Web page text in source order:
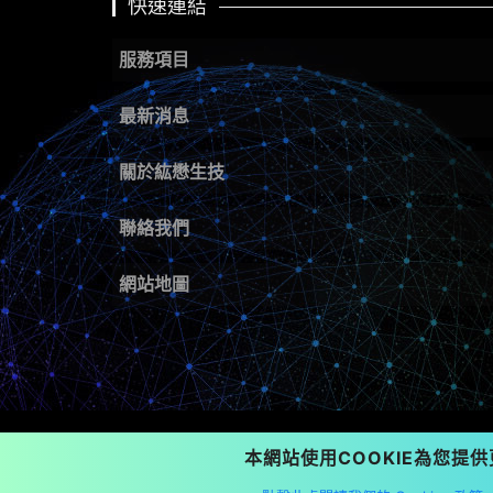
快速連結
服務項目
最新消息
關於紘懋生技
聯絡我們
網站地圖
本網站使用COOKIE為您提